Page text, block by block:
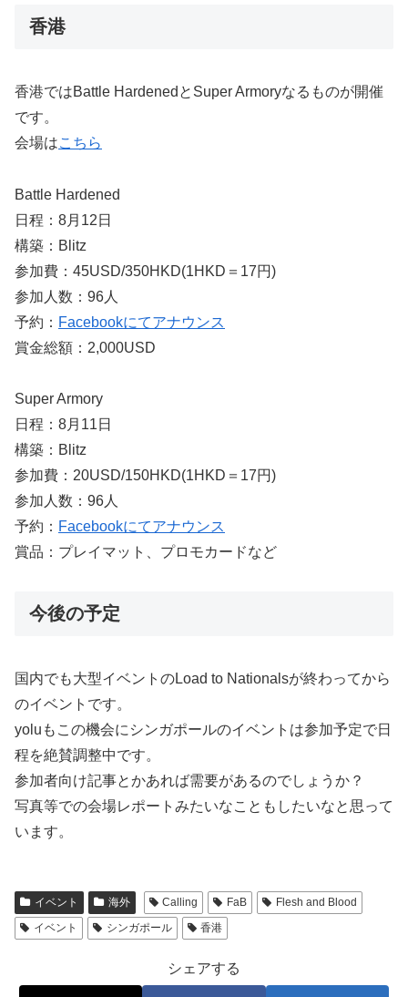
香港
香港ではBattle HardenedとSuper Armoryなるものが開催
です。
会場はこちら
Battle Hardened
日程：8月12日
構築：Blitz
参加費：45USD/350HKD(1HKD＝17円)
参加人数：96人
予約： Facebookにてアナウンス
賞金総額：2,000USD
Super Armory
日程：8月11日
構築：Blitz
参加費：20USD/150HKD(1HKD＝17円)
参加人数：96人
予約： Facebookにてアナウンス
賞品：プレイマット、プロモカードなど
今後の予定
国内でも大型イベントのLoad to Nationalsが終わってから
のイベントです。
yoluもこの機会にシンガポールのイベントは参加予定で日
程を絶賛調整中です。
参加者向け記事とかあれば需要があるのでしょうか？
写真等での会場レポートみたいなこともしたいなと思って
います。
イベント 海外 Calling FaB
Flesh and Blood
イベント
シンガポール 香港
シェアする